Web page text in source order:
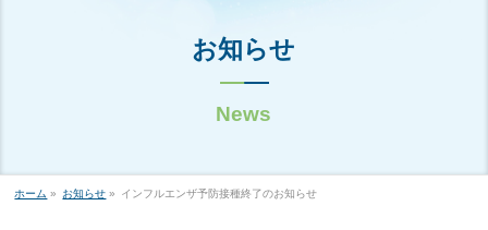
お知らせ
ホーム » お知らせ » インフルエンザ予防接種終了のお知らせ